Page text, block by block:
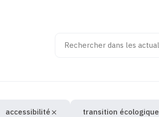
Recherche
accessibilité transition écologique